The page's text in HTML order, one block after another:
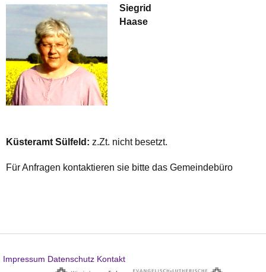
Siegrid
Haase
Küsteramt Sülfeld: z.Zt. nicht besetzt.
Für Anfragen kontaktieren sie bitte das Gemeindebüro
Impressum Datenschutz Kontakt